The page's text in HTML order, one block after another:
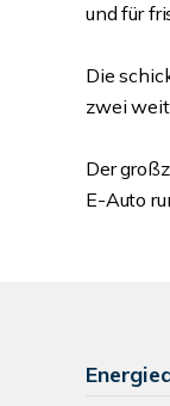
und für
Die
zwei
Der
E-Auto